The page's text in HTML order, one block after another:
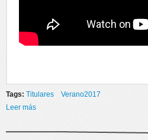
Tags: Titulares
Verano2017
Leer más